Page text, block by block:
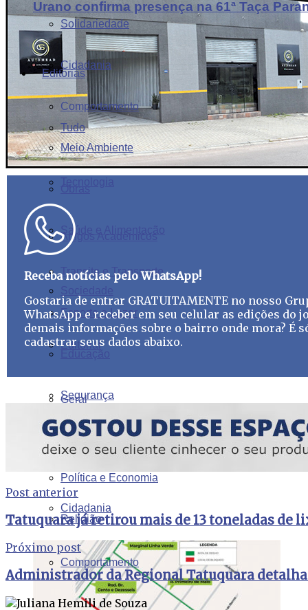
Solidariedade
Cidadania
Comportamento
Meio Ambiente
Obras
Saúde e Alimentação
Transito e Transporte
Esporte e Lazer
Educação
Segurança
Cultura
Política e Economia
Religião
Urano confirma presença na 61ª Taça
Editorias
Tudo
Tecnologia
Artigos Acadêmicos
Sociedade
Editorial
Geral
Solidariedade
Cidadania
Comportamento
Receba notícias pelo WhatsApp!
Gostaria de entrar GRATUITAMENTE no nosso
WhatsApp e receber em seu celular as edições do
demais informações sobre o bairro onde mora? É
cadastrar seus dados abaixo.
Post anterior
Tatuquara já retirou mais de 13 toneladas de
Próximo post
Administrador da Regional Tatuquara